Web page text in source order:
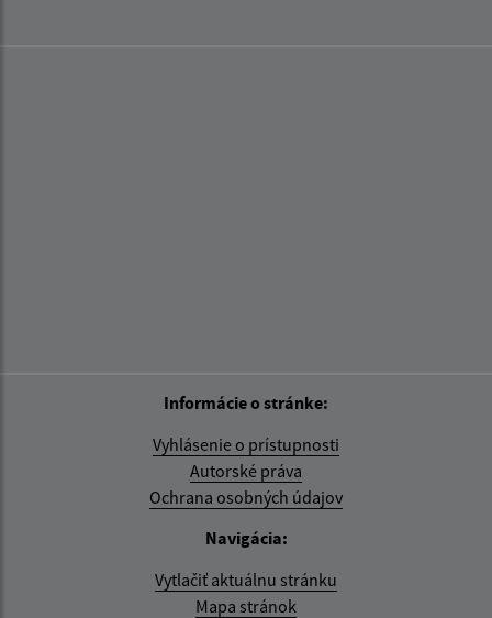
Informácie o stránke:
Vyhlásenie o prístupnosti
Autorské práva
Ochrana osobných údajov
Navigácia:
Vytlačiť aktuálnu stránku
Mapa stránok